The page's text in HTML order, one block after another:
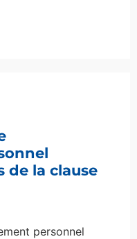
de la clause
personnel